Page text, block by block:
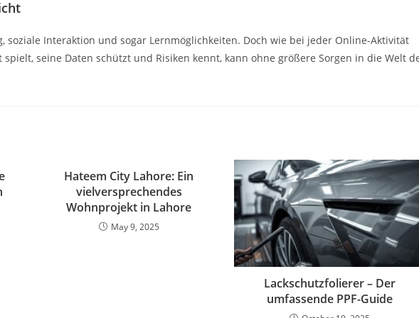
soziale Interaktion und sogar Lernmöglichkeiten. Doch wie bei jeder Online-Aktivität
seine Daten schützt und Risiken kennt, kann ohne größere Sorgen in die Welt
Hateem City Lahore: Ein
vielversprechendes
Wohnprojekt in Lahore
May 9, 2025
Lackschutzfolierer – Der
umfassende PPF-Guide